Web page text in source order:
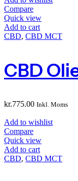
Compare
Quick view
Add to cart
CBD, CBD MCT
CBD
kr.775.00 Inkl. Moms
Add to wishlist
Compare
Quick view
Add to cart
CBD, CBD MCT